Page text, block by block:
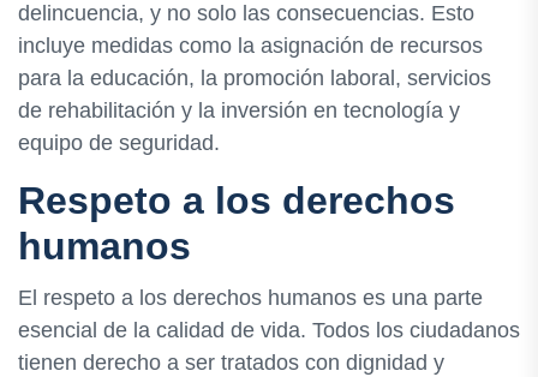
delincuencia, y no solo las consecuencias. Esto
incluye medidas como la asignación de recursos
para la educación, la promoción laboral, servicios
de rehabilitación y la inversión en tecnología y
equipo de seguridad.
Respeto a los derechos
humanos
El respeto a los derechos humanos es una parte
esencial de la calidad de vida. Todos los ciudadanos
tienen derecho a ser tratados con dignidad y